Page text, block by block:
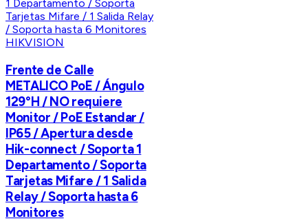
HIKVISION
Frente de Calle
METALICO PoE / Ángulo
129°H / NO requiere
Monitor / PoE Estandar /
IP65 / Apertura desde
Hik-connect / Soporta 1
Departamento / Soporta
Tarjetas Mifare / 1 Salida
Relay / Soporta hasta 6
Monitores